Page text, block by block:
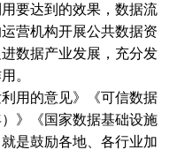
要达到的效果，数据流
营机构开展公共数据资
数据产业发展，充分发
。
用的意见》《可信数据
》《国家数据基础设施
是鼓励各地、各行业加